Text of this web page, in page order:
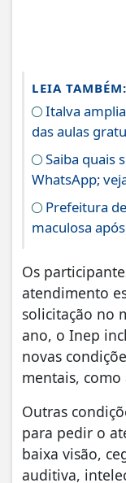
LEIA TAMBÉM:
Italva
das aulas
Saiba quais
WhatsApp;
Prefeitura
maculosa
Os
atendimento
solicitação no
ano, o Inep
novas
mentais, como
Outras
para pedir o
baixa visão,
auditiva,